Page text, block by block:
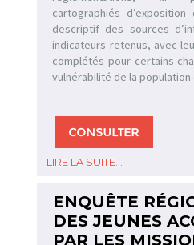
cartographiés
descriptif des sources
indicateurs retenus, avec
complétés pour certains
vulnérabilité de la
LIRE LA SUITE...
ENQUÊTE
DES JEUNES
PAR LES